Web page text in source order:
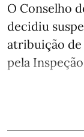
O Conselho
decidiu
atribuição
pela